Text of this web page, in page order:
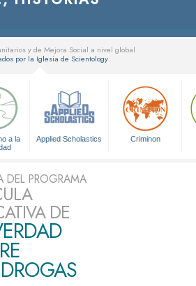
y de Mejora Social a nivel global
por la Iglesia de Scientology
a la
Applied Scholastics Criminon
DEL PROGRAMA
DE